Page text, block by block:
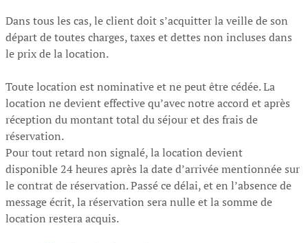
Dans tous les cas, le client doit s’acquitter la veille de son
départ de toutes charges, taxes et dettes non incluses dans
le prix de la location.
Toute location est nominative et ne peut être cédée. La
location ne devient effective qu’avec notre accord et après
réception du montant total du séjour et des frais de
réservation.
Pour tout retard non signalé, la location devient
disponible 24 heures après la date d’arrivée mentionnée sur
le contrat de réservation. Passé ce délai, et en l’absence de
message écrit, la réservation sera nulle et la somme de
location restera acquis.